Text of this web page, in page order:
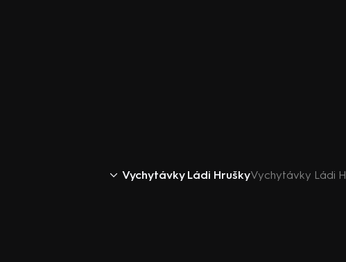
Vychytávky Ládi HruškyVychytávky Ládi